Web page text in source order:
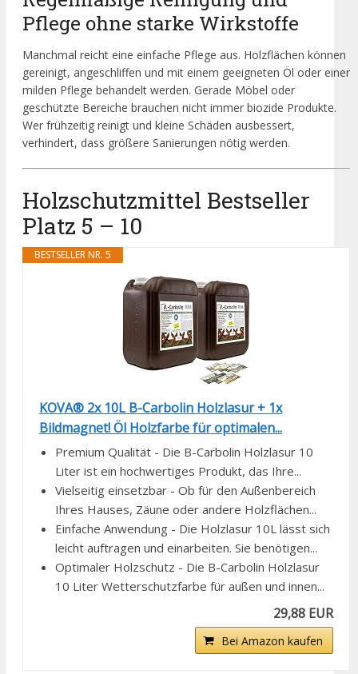
Pflege ohne starke Wirkstoffe
Manchmal reicht eine einfache Pflege aus. Holzflächen können
gereinigt, angeschliffen und mit einem geeigneten Öl oder einer
milden Pflege behandelt werden. Gerade Möbel oder
geschützte Bereiche brauchen nicht immer biozide Produkte.
Wer frühzeitig reinigt und kleine Schäden ausbessert,
verhindert, dass größere Sanierungen nötig werden.
Holzschutzmittel Bestseller
Platz 5 – 10
BESTSELLER NR. 5
KOVA® 2x 10L B-Carbolin Holzlasur + 1x
Bildmagnet! Öl Holzfarbe für optimalen...
Premium Qualität - Die B-Carbolin Holzlasur 10
Liter ist ein hochwertiges Produkt, das Ihre...
Vielseitig einsetzbar - Ob für den Außenbereich
Ihres Hauses, Zäune oder andere Holzflächen...
Einfache Anwendung - Die Holzlasur 10L lässt sich
leicht auftragen und einarbeiten. Sie benötigen...
Optimaler Holzschutz - Die B-Carbolin Holzlasur
10 Liter Wetterschutzfarbe für außen und innen...
29,88 EUR
Bei Amazon kaufen